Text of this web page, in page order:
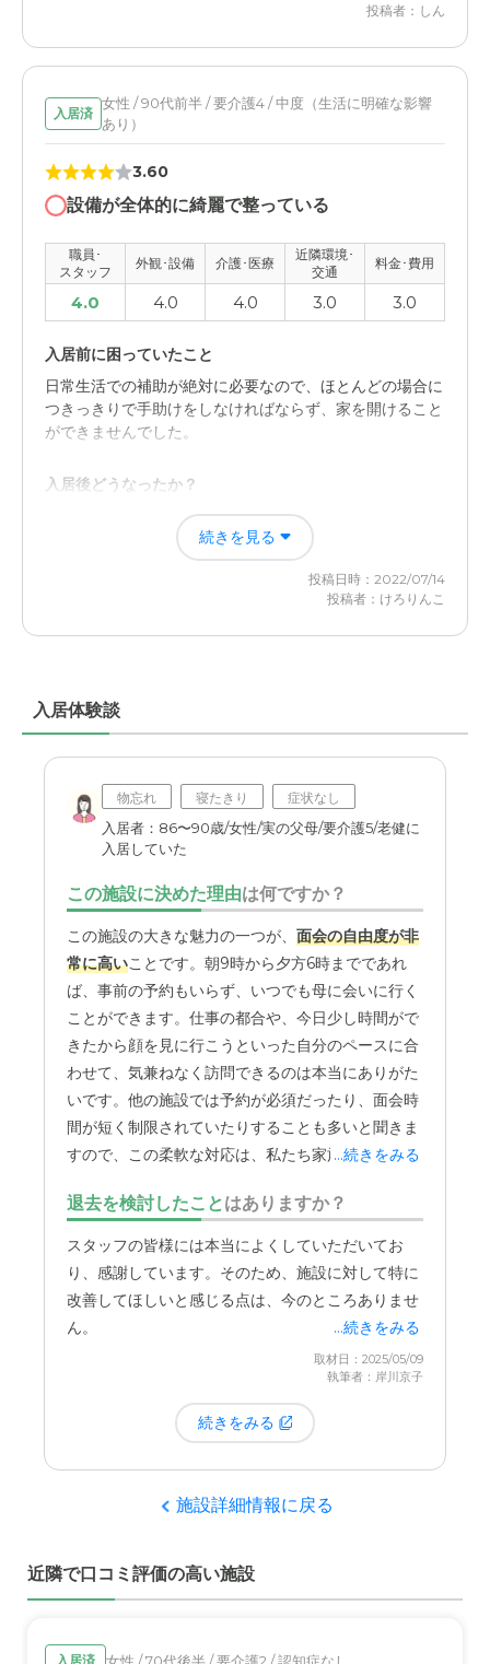
職員・スタッフ・他入居者の雰囲気について
スタッフの方々もとても親切丁寧な対応で、よく、入居し
外観・内装・居室・設備について
外見も新しく、設備等も最新の設備が整って、より良い環
境で凄く本人も周りの人達も喜んでいる。
介護医療サービスについて
最新の設備に加えて、医療機器もとても充実していて、不
安などは、一切感じさせない感じが良い。
駐車場も完備されて、交通機関も駅から徒歩で行ける範囲
なので、とても良い環境だと思う。
施設入居費は他と比較すると、少し割高と思うが、最新の
投稿者：しん
入居済
女性 / 90代前半 / 要介護4 / 中度（生活に明確な影響
あり）
3.60
設備が全体的に綺麗で整っている
職員･
スタッフ
外観･設備 介護･医療
近隣環境･
交通
料金･費用
4.0 4.0 4.0 3.0 3.0
入居前に困っていたこと
日常生活での補助が絶対に必要なので、ほとんどの場合に
つきっきりで手助けをしなければならず、家を開けること
ができませんでした。
入居後どうなったか？
日常生活での補助が必要でしたが、その作業量が大幅に軽
減されたことが一番の大きな理由であります。
職員・スタッフ・他入居者の雰囲気について
施設の職員やスタッフの方々については、とても親切なイ
外観・内装・居室・設備について
施設の雰囲気についてですが、設備は全体的に綺麗で整っ
ているような印象を受けました。
介護医療サービスについて
介護や医療のサービスについてですが、今のところは、何
も大きな問題も無くて順調だと感じております。
近隣環境や交通アクセスについて
施設の立地や環境はまずまず良いと思います。交通のアク
セスもまずまずと言ったところです。
料金費用について
まずと言ったところではないでしょうか。
続きを見る
投稿日時：2022/07/14
投稿者：けろりんこ
入居体験談
物忘れ 寝たきり 症状なし
入居者：86〜90歳/女性/実の父母/要介護5/老健に
入居していた
この施設に決めた理由は何ですか？
この施設の大きな魅力の一つが、 面会の自由度が非
常に高いことです。朝9時から夕方6時までであれ
ば、事前の予約もいらず、いつでも母に会いに行く
ことができます。仕事の都合や、今日少し時間がで
きたから顔を見に行こうといった自分のペースに合
わせて、気兼ねなく訪問できるのは本当にありがた
いです。他の施設では予約が必須だったり、面会時
間が短く制限されていたりすることも多いと聞きま
すので、この柔軟な対応は、私たち家族にとって大
言われているので、ゆっくりと母と過ごせるのも嬉
しい点です。いつでも面会に来てくださいという施
設のオープンなスタンスは、私たち家族にとって、
何よりも大きな安心感と施設への深い信頼感に繋が
っています。それは施設側が日々のケアに対して自
「いつ、どんな時に来られても困るようなことは何
もしていませんよ」という、裏表のない誠実な姿勢
がひしひしと伝わってきます。突然訪問したとして
て母を任せることができるのです。この
の信頼性を象徴していると言えます。ここで働く人
かに声をかけてくださる様子に、本当に安心してお
...続きをみる
退去を検討したことはありますか？
スタッフの皆様には本当によくしていただいてお
り、感謝しています。そのため、施設に対して特に
改善してほしいと感じる点は、今のところありませ
ん。
...続きをみる
取材日：2025/05/09
執筆者：岸川京子
続きをみる
施設詳細情報に戻る
近隣で口コミ評価の高い施設
入居済 女性 / 70代後半 / 要介護2 / 認知症なし